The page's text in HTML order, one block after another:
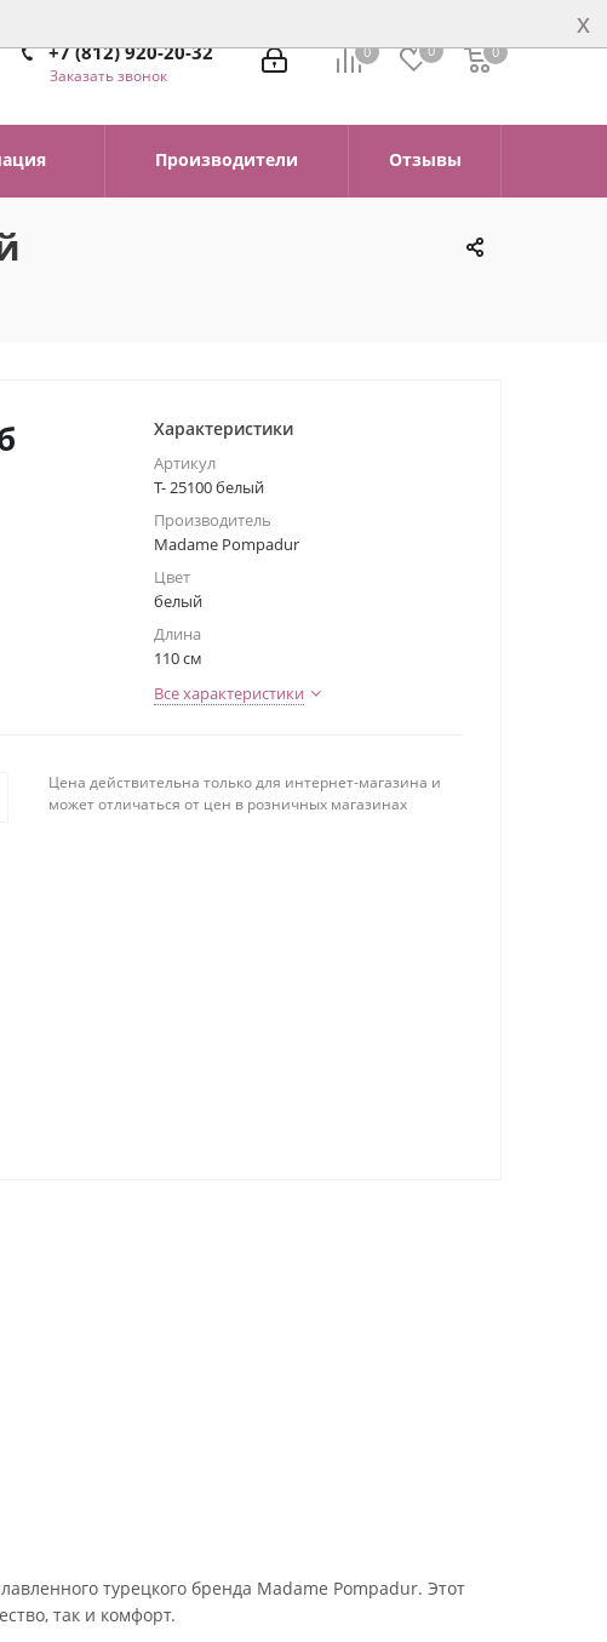
x
0 0 0
0
+7 (812) 920-20-32
Заказать звонок
Производители Отзывы
Характеристики
Артикул
Т- 25100 белый
Производитель
Madame Pompadur
Цвет
белый
Длина
110 см
Все характеристики
Цена действительна только для интернет-магазина и
может отличаться от цен в розничных магазинах
турецкого бренда Madame Pompadur. Этот
так и комфорт.